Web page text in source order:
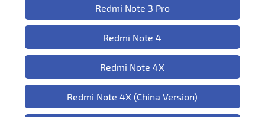
Redmi Note 3 Pro
Redmi Note 4
Redmi Note 4X
Redmi Note 4X (China Version)